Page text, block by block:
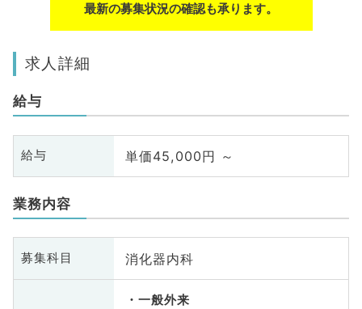
最新の募集状況の確認も承ります。
求人詳細
給与
給与 単価45,000円 ～
業務内容
募集科目 消化器内科
一般外来